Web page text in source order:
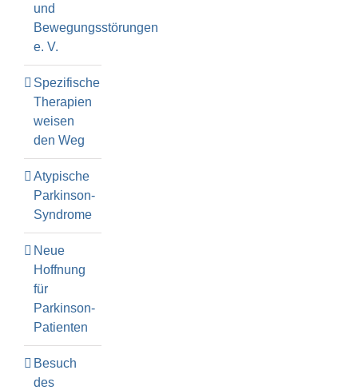
und
Bewegungsstörungen
e. V.
Spezifische
Therapien
weisen
den Weg
Atypische
Parkinson-
Syndrome
Neue
Hoffnung
für
Parkinson-
Patienten
Besuch
des